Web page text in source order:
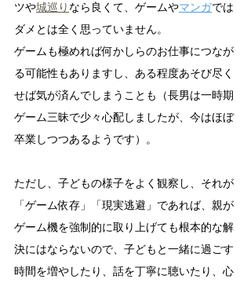
ツや城巡り なら良くて、ゲームやマンガでは
ダメとは全く思っていません。
ゲームも極めれば何かしらのお仕事につなが
る可能性もありますし、ある程度あそび尽く
せば気が済んでしまうことも（長男は一時期
ゲーム三昧で少々心配しましたが、今はほぼ
卒業しつつあるようです）。
ただし、子どもの様子をよく観察し、それが
「ゲーム依存」「現実逃避」であれば、親が
ゲーム機を強制的に取り上げても根本的な解
決にはならないので、子どもと一緒に過ごす
時間を増やしたり、話を丁寧に聴いたり、心